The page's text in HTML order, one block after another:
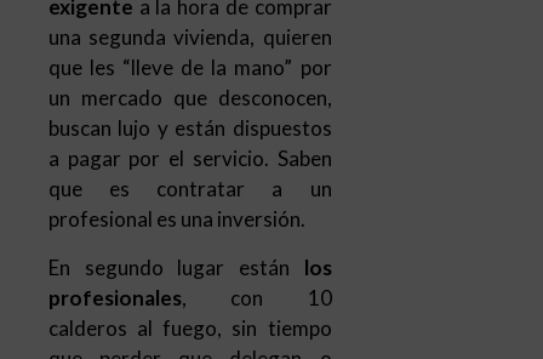
a pagar por el servicio. Saben
que es contratar a un
profesional es una inversión.
En segundo lugar estánlos
profesionales, con 10
calderos al fuego, sin tiempo
que perder que delegan o
shopper inmobiliario
para que
sea sus ojos y su cerebro en la
búsqueda, en la negociación y